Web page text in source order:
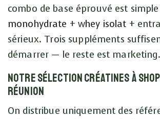
combo de base éprouvé est simple
monohydrate + whey isolat +
sérieux. Trois suppléments
démarrer — le reste est marketing.
Notre sélection créatines à
Réunion
On distribue uniquement des